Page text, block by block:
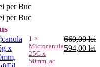
per Buc
per Buc
1 ×
Microcanula
25G x
50mm, ac
660,00lei
Prețul
594,00 lei